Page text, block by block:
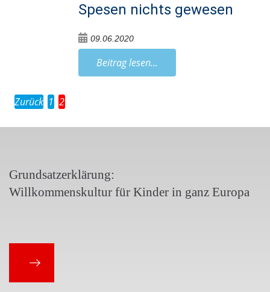
Spesen nichts gewesen
09.06.2020
Beitrag lesen...
Zurück 1 2
Grundsatzerklärung:
Willkommenskultur für Kinder in ganz Europa